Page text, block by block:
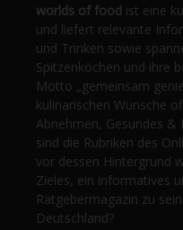
worlds of food ist eine
und liefert relevante
und Trinken sowie
Spitzenköchen und ihre
Motto „gemeinsam
kulinarischen Wünsche
Abnehmen, Gesundes
sind die Rubriken des
vor dessen Hintergrund
Zieles, ein informatives
Ratgebermagazin zu
Deutschland?